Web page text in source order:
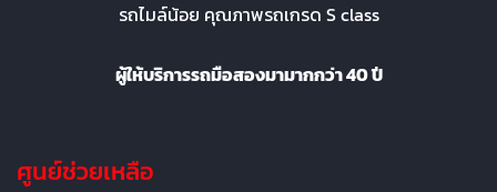
รถไมล์น้อย คุณภาพรถเกรด S class
ผู้ให้บริการรถมือสองมามากกว่า 40 ปี
ศูนย์ช่วยเหลือ